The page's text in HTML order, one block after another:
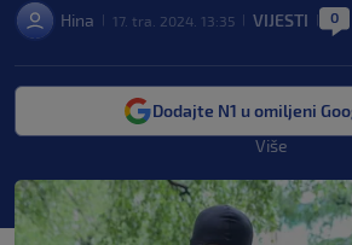
Hina 17. tra. 2024. 13:35 VIJESTI 0
Dodajte N1 u omiljeni
Više